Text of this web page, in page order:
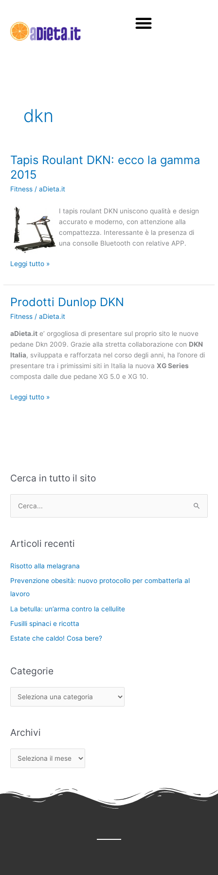
contenuto
dkn
Tapis Roulant DKN: ecco la gamma
2015
Fitness /aDieta.it
I tapis roulant DKN uniscono qualità e design
accurato e moderno, con attenzione alla
compattezza. Interessante è la presenza di
una consolle Bluetooth con relative APP.
Tapis
Roulant
DKN:
ecco
gamma
2015
Leggi tutto »
Prodotti Dunlop DKN
Fitness /aDieta.it
aDieta.it e’ orgogliosa di presentare sul proprio sito le nuove
pedane Dkn 2009. Grazie alla stretta collaborazione con DKN
Italia, sviluppata e rafforzata nel corso degli anni, ha l’onore di
presentare tra i primissimi siti in Italia la nuovaXG Series
composta dalle due pedane XG 5.0 e XG 10.
Prodotti
DKN
Leggi tutto »
Cerca in tutto il sito
c
Articoli recenti
Risotto alla melagrana
Prevenzione obesità: nuovo protocollo per combatterla al
lavoro
La betulla: un’arma contro la cellulite
Fusilli spinaci e ricotta
Estate che caldo! Cosa bere?
Categorie
C
e
o
i
e
Archivi
A
h
v